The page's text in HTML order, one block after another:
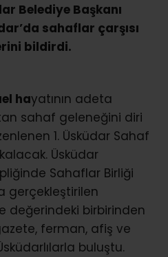
Belediye Başkanı
sahaflar çarşısı
bildirdi.
hayatının adeta
sahaf geleneğini diri
1. Üsküdar Sahaf
Üsküdar
Sahaflar Birliği
gerçekleştirilen
değerindeki birbirinden
ferman, afiş ve
buluştu.